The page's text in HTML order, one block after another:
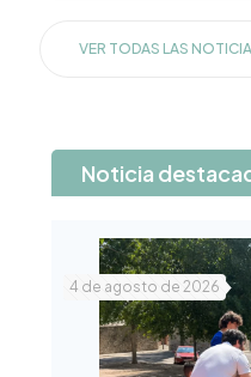
VER TODAS LAS
Noticia
4 de agosto de 2026